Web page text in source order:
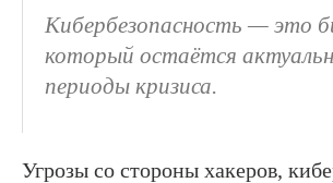
Кибербезопасность — это
который остаётся
периоды кризиса.
Угрозы со стороны хакеров,